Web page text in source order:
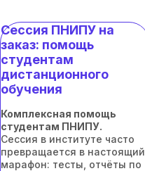
Сессия ПНИПУ на
заказ: помощь
студентам
дистанционного
обучения
Комплексная помощь
студентам ПНИПУ.
Сессия в институте часто
превращается в настоящий
марафон: тесты, отчёты по